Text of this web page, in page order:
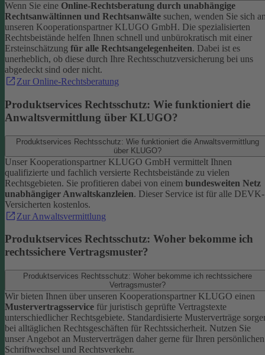
Wenn Sie eine Online-Rechtsberatung durch unabhängige
Rechtsanwältinnen und Rechtsanwälte suchen, wenden Sie sich
unseren Kooperationspartner KLUGO GmbH. Die spezialisierten
Rechtsbeistände helfen Ihnen schnell und unbürokratisch mit einer
Ersteinschätzung für alle Rechtsangelegenheiten. Dabei ist es
unerheblich, ob diese durch Ihre Rechtsschutzversicherung bei uns
abgedeckt sind oder nicht.
Zur Online-Rechtsberatung
Produktservices Rechtsschutz: Wie funktioniert die
Anwaltsvermittlung über KLUGO?
Produktservices Rechtsschutz: Wie funktioniert die Anwaltsvermittlung
über KLUGO?
Unser Kooperationspartner KLUGO GmbH vermittelt Ihnen
qualifizierte und fachlich versierte Rechtsbeistände zu vielen
Rechtsgebieten. Sie profitieren dabei von einem bundesweiten Netz
unabhängiger Anwaltskanzleien. Dieser Service ist für alle DEVK-
Versicherten kostenlos.
Zur Anwaltsvermittlung
Produktservices Rechtsschutz: Woher bekomme ich
rechtssichere Vertragsmuster?
Produktservices Rechtsschutz: Woher bekomme ich rechtssichere
Vertragsmuster?
Wir bieten Ihnen über unseren Kooperationspartner KLUGO einen
Mustervertragsservice für juristisch geprüfte Vertragstexte
unterschiedlicher Rechtsgebiete. Standardisierte Musterverträge
bei alltäglichen Rechtsgeschäften für Rechtssicherheit. Nutzen Sie
unser Angebot an Musterverträgen daher gerne für Ihren persönlichen
Schriftwechsel und Rechtsverkehr.